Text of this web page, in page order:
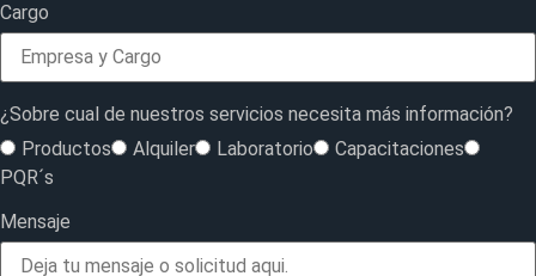
Cargo
¿Sobre cual de nuestros servicios necesita más información?
Productos
Alquiler Laboratorio
Capacitaciones
PQR´s
Mensaje